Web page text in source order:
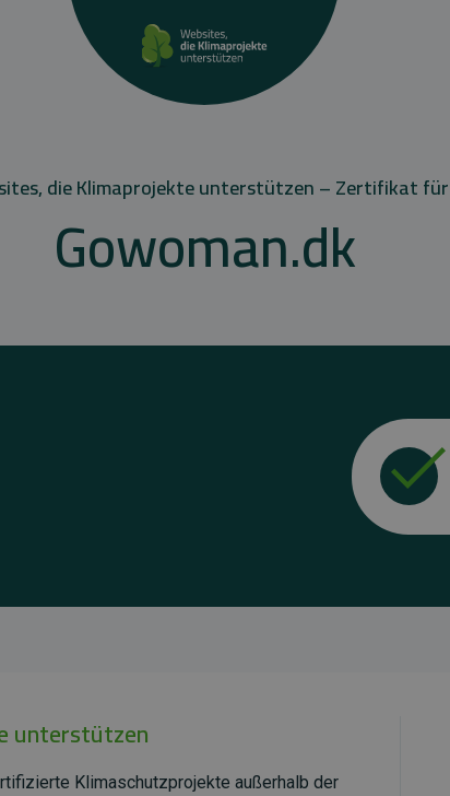
die Klimaprojekte unterstützen – Zertifikat für
Gowoman.dk
unterstützen
Klimaschutzprojekte außerhalb der